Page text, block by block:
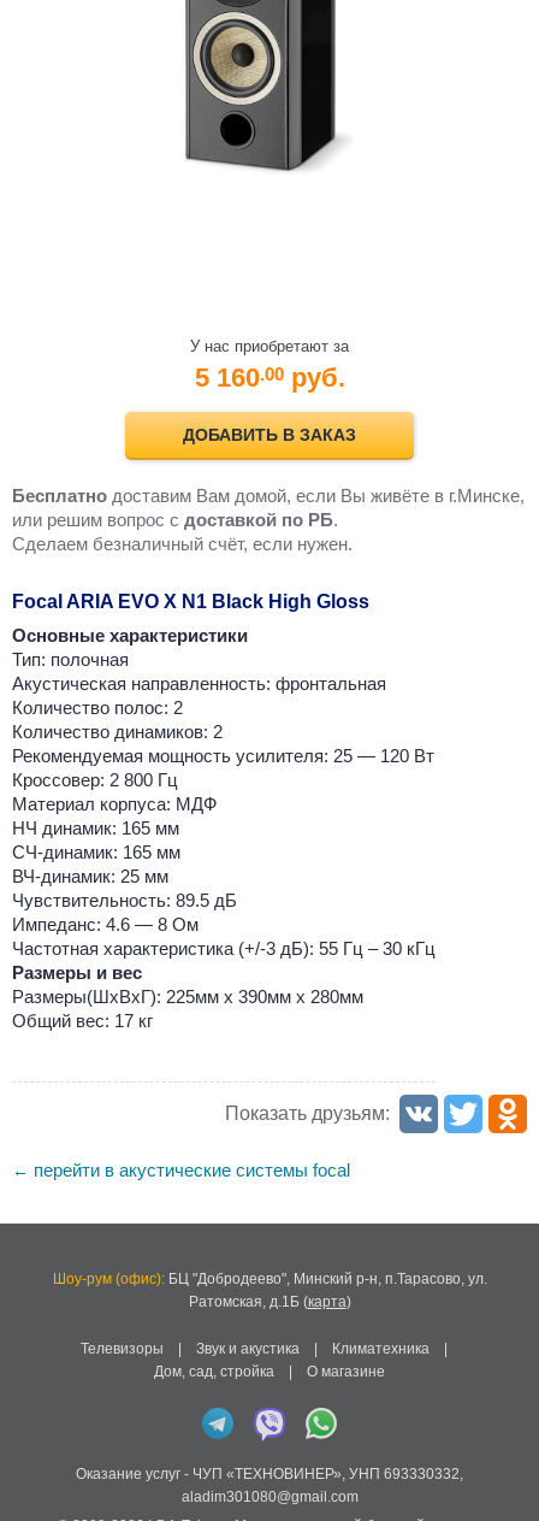
У нас приобретают за
5 160.00 руб.
ДОБАВИТЬ В ЗАКАЗ
Бесплатно доставим Вам домой, если Вы живёте в г.Минске,
или решим вопрос с доставкой по РБ.
Cделаем безналичный счёт, если нужен.
Focal ARIA EVO X N1 Black High Gloss
Основные характеристики
Тип: полочная
Акустическая направленность: фронтальная
Количество полос: 2
Количество динамиков: 2
Рекомендуемая мощность усилителя: 25 — 120 Вт
Кроссовер: 2 800 Гц
Материал корпуса: МДФ
НЧ динамик: 165 мм
СЧ-динамик: 165 мм
ВЧ-динамик: 25 мм
Чувствительность: 89.5 дБ
Импеданс: 4.6 — 8 Ом
Частотная характеристика (+/-3 дБ): 55 Гц – 30 кГц
Размеры и вес
Размеры(ШxВxГ): 225мм x 390мм x 280мм
Общий вес: 17 кг
Показать друзьям:
← перейти в акустические системы focal
Шоу-рум (офис):БЦ "Добродеево", Минский р-н, п.Тарасово, ул.
Ратомская, д.1Б(карта)
Телевизоры Звук и акустика Климатехника
Дом, сад, стройка
О магазине
Оказание услуг - ЧУП «ТЕХНОВИНЕР», УНП 693330332,
aladim301080@gmail.com